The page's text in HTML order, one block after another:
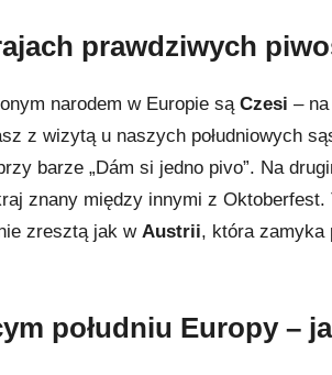
prawdziwych
narodem w Europie są Czesi –
z wizytą u naszych południowych
barze „Dám si jedno pivo”. Na
znany między innymi z Oktoberfest.
zresztą jak w Austrii, która zamyka
południu Europy –